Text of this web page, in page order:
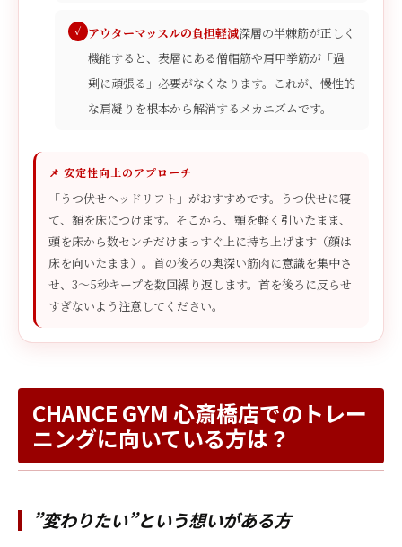
アウターマッスルの負担軽減深層の半棘筋が正しく
機能すると、表層にある僧帽筋や肩甲挙筋が「過
剰に頑張る」必要がなくなります。これが、慢性的
な肩凝りを根本から解消するメカニズムです。
📌 安定性向上のアプローチ
「うつ伏せヘッドリフト」がおすすめです。うつ伏せに寝
て、額を床につけます。そこから、顎を軽く引いたまま、
頭を床から数センチだけまっすぐ上に持ち上げます（顔は
床を向いたまま）。首の後ろの奥深い筋肉に意識を集中さ
せ、3〜5秒キープを数回繰り返します。首を後ろに反らせ
すぎないよう注意してください。
CHANCE GYM 心斎橋店でのトレー
ニングに向いている方は？
”変わりたい”という想いがある方